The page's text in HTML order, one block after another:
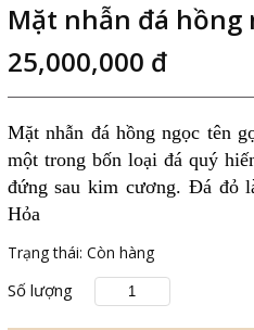
Mặt nhẫn đá hồng
25,000,000 đ
Mặt nhẫn đá hồng ngọc tên
một trong bốn loại đá quý
đứng sau kim cương. Đá đỏ
Hỏa
Trạng thái: Còn hàng
Số lượng